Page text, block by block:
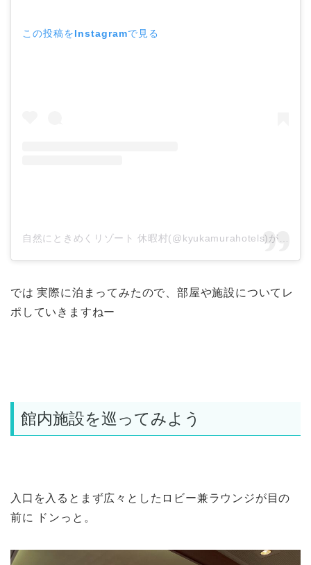
この投稿をInstagramで見る
自然にときめくリゾート 休暇村(@kyukamurahotels)がシェアした投稿
では 実際に泊まってみたので、部屋や施設についてレ
ポしていきますねー
館内施設を巡ってみよう
入口を入るとまず広々としたロビー兼ラウンジが目の
前に ドンっと。